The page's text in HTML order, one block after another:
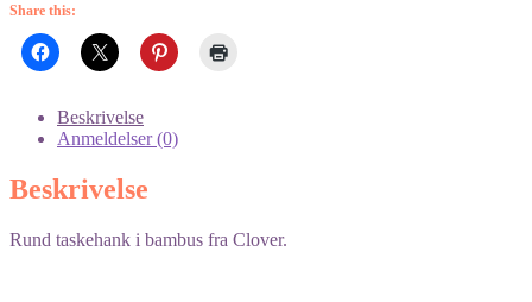
Share this:
Beskrivelse
Anmeldelser (0)
Beskrivelse
Rund taskehank i bambus fra Clover.